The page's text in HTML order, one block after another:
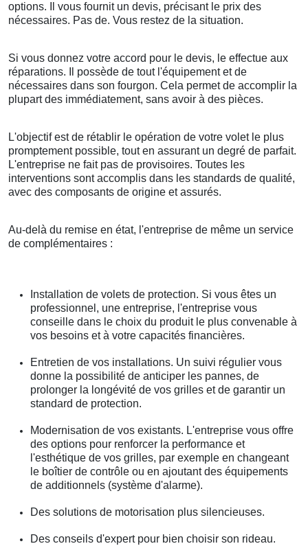
options. Il vous fournit un devis, précisant le prix des
nécessaires. Pas de. Vous restez de la situation.
Si vous donnez votre accord pour le devis, le effectue aux
réparations. Il possède de tout l'équipement et de
nécessaires dans son fourgon. Cela permet de accomplir la
plupart des immédiatement, sans avoir à des pièces.
L'objectif est de rétablir le opération de votre volet le plus
promptement possible, tout en assurant un degré de parfait.
L'entreprise ne fait pas de provisoires. Toutes les
interventions sont accomplis dans les standards de qualité,
avec des composants de origine et assurés.
Au-delà du remise en état, l'entreprise de même un service
de complémentaires :
Installation de volets de protection. Si vous êtes un
professionnel, une entreprise, l'entreprise vous
conseille dans le choix du produit le plus convenable à
vos besoins et à votre capacités financières.
Entretien de vos installations. Un suivi régulier vous
donne la possibilité de anticiper les pannes, de
prolonger la longévité de vos grilles et de garantir un
standard de protection.
Modernisation de vos existants. L'entreprise vous offre
des options pour renforcer la performance et
l'esthétique de vos grilles, par exemple en changeant
le boîtier de contrôle ou en ajoutant des équipements
de additionnels (système d'alarme).
Des solutions de motorisation plus silencieuses.
Des conseils d'expert pour bien choisir son rideau.